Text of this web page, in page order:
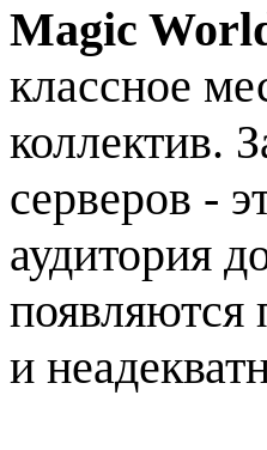
Magic
классное
коллектив.
серверов -
аудитория
и